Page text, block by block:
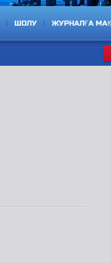
ШОЛУ ЖУРНАЛҒА